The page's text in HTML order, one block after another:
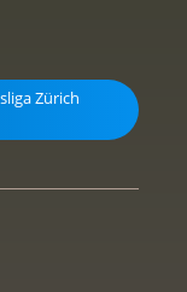
Zürich